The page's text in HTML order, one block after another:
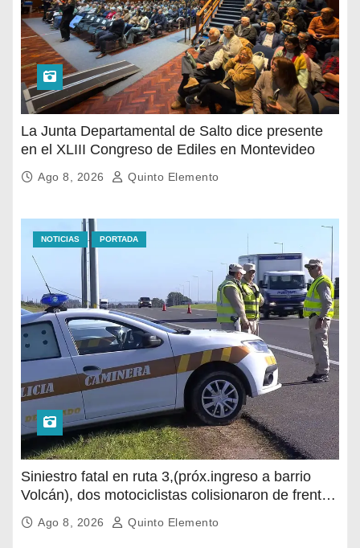
La Junta Departamental de Salto dice presente
en el XLIII Congreso de Ediles en Montevideo
Ago 8, 2026 Quinto Elemento
NOTICIAS PORTADA
Siniestro fatal en ruta 3,(próx.ingreso a barrio
Volcán), dos motociclistas colisionaron de frente,
uno de ellos falleció en el lugar
Ago 8, 2026 Quinto Elemento